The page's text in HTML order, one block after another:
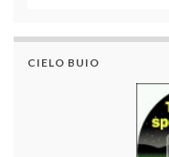
CIELO BUIO